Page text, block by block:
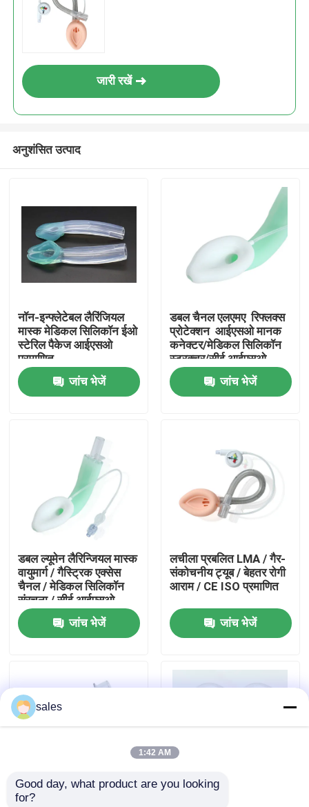
वीआर दिखाएँ
फैक्टरी यात्रा
गुणवत्ता नियंत्रण
एक बोली का अनुरोध
स्वरयंत्र मुखौटा वायुमार्ग
जारी रखें
अनुशंसित उत्पाद
नॉन-इन्फ्लेटेबल लैरिंजियल
मास्क मेडिकल सिलिकॉन ईओ
स्टेरिल पैकेज आईएसओ
प्रमाणित
जांच भेजें
डबल चैनल एलएमए ️ रिफ्लक्स
प्रोटेक्शन ️ आईएसओ मानक
कनेक्टर/मेडिकल सिलिकॉन
स्ट्रक्चर/सीई आईएसओ
जांच भेजें
डबल ल्यूमेन लैरिन्जियल मास्क
वायुमार्ग / गैस्ट्रिक एक्सेस
चैनल / मेडिकल सिलिकॉन
संरचना / सीई आईएसओ
जांच भेजें
लचीला प्रबलित LMA / गैर-
संकोचनीय ट्यूब / बेहतर रोगी
आराम / CE ISO प्रमाणित
जांच भेजें
प्रबलित स्वरयंत्र मास्क
sales
1:42 AM
Good day, what product are you looking
for?